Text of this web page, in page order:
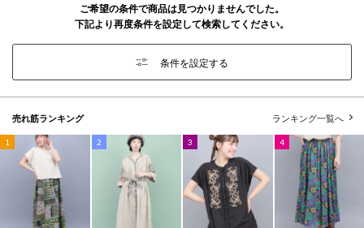
ご希望の条件で商品は見つかりませんでした。
下記より再度条件を設定して検索してください。
条件を設定する
売れ筋ランキング ランキング一覧へ
1 2 3 4